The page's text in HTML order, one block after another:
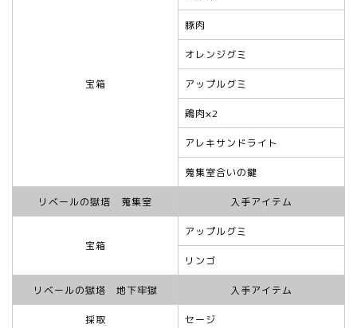
宝箱
豚肉
オレンジグミ
アップルグミ
鶏肉×2
アレキサンドライト
蒐集室合いの鍵
リベールの獄塔 蒐集室 入手アイテム
宝箱
アップルグミ
リンゴ
リベールの獄塔 地下牢獄 入手アイテム
採取 セージ